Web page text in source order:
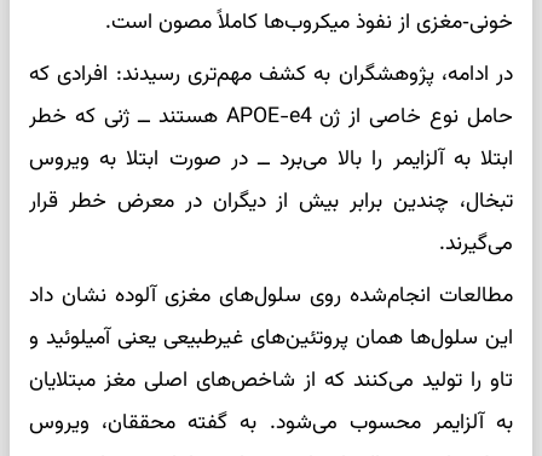
خونی‑مغزی از نفوذ میکروب‌ها کاملاً مصون است.
در ادامه، پژوهشگران به کشف مهم‌تری رسیدند: افرادی که
حامل نوع خاصی از ژن APOE-e4 هستند ــ ژنی که خطر
ابتلا به آلزایمر را بالا می‌برد ــ در صورت ابتلا به ویروس
تبخال، چندین برابر بیش از دیگران در معرض خطر قرار
می‌گیرند.
مطالعات انجام‌شده روی سلول‌های مغزی آلوده نشان داد
این سلول‌ها همان پروتئین‌های غیرطبیعی یعنی آمیلوئید و
تاو را تولید می‌کنند که از شاخص‌های اصلی مغز مبتلایان
به آلزایمر محسوب می‌شود. به گفته محققان، ویروس